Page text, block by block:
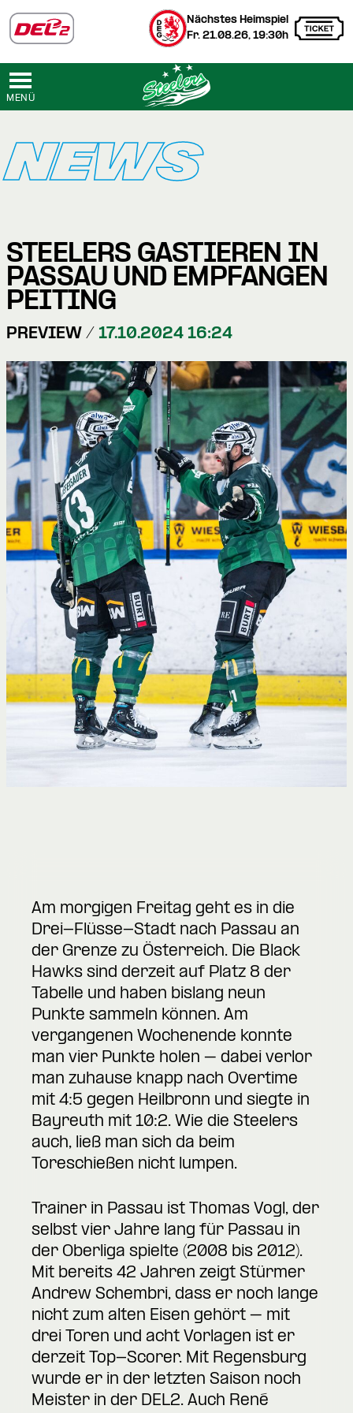
Nächstes Heimspiel
Fr. 21.08.26, 19:30h
MENÜ
NEWS
STEELERS GASTIEREN IN
PASSAU UND EMPFANGEN
PEITING
PREVIEW / 17.10.2024 16:24
Am morgigen Freitag geht es in die
Drei-Flüsse-Stadt nach Passau an
der Grenze zu Österreich. Die Black
Hawks sind derzeit auf Platz 8 der
Tabelle und haben bislang neun
Punkte sammeln können. Am
vergangenen Wochenende konnte
man vier Punkte holen – dabei verlor
man zuhause knapp nach Overtime
mit 4:5 gegen Heilbronn und siegte in
Bayreuth mit 10:2. Wie die Steelers
auch, ließ man sich da beim
Toreschießen nicht lumpen.
Trainer in Passau ist Thomas Vogl, der
selbst vier Jahre lang für Passau in
der Oberliga spielte (2008 bis 2012).
Mit bereits 42 Jahren zeigt Stürmer
Andrew Schembri, dass er noch lange
nicht zum alten Eisen gehört – mit
drei Toren und acht Vorlagen ist er
derzeit Top-Scorer. Mit Regensburg
wurde er in der letzten Saison noch
Meister in der DEL2. Auch René